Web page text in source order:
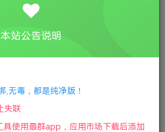
下载安装视频教程 ③ 游戏运行
官方简体中文|2023年08月24号更
本站公告说明
,无毒，都是纯净版！
失联
具使用最群app，应用市场下载后添加